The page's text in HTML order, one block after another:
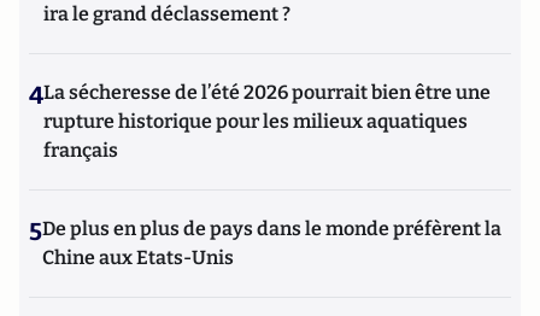
ira le grand déclassement ?
4La sécheresse de l’été 2026 pourrait bien être une
rupture historique pour les milieux aquatiques
français
5De plus en plus de pays dans le monde préfèrent la
Chine aux Etats-Unis